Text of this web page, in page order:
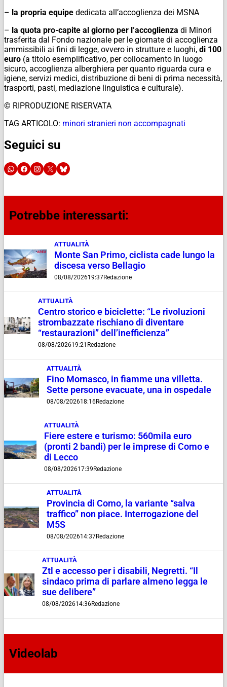
– la propria equipe dedicata all’accoglienza dei MSNA
– la quota pro-capite al giorno per l’accoglienza di Minori
trasferita dal Fondo nazionale per le giornate di accoglienza
ammissibili ai fini di legge, ovvero in strutture e luoghi, di 100
euro (a titolo esemplificativo, per collocamento in luogo
sicuro, accoglienza alberghiera per quanto riguarda cura e
igiene, servizi medici, distribuzione di beni di prima necessità,
trasporti, pasti, mediazione linguistica e culturale).
© RIPRODUZIONE RISERVATA
TAG ARTICOLO: minori stranieri non accompagnati
Seguici su
Potrebbe interessarti:
ATTUALITÀ
Monte San Primo, ciclista cade lungo la
discesa verso Bellagio
08/08/202619:37Redazione
ATTUALITÀ
Centro storico e biciclette: “Le rivoluzioni
strombazzate rischiano di diventare
“restaurazioni” dell’inefficienza”
08/08/202619:21 Redazione
ATTUALITÀ
Fino Mornasco, in fiamme una villetta.
Sette persone evacuate, una in ospedale
08/08/202618:16Redazione
ATTUALITÀ
Fiere estere e turismo: 560mila euro
(pronti 2 bandi) per le imprese di Como e
di Lecco
08/08/202617:39 Redazione
ATTUALITÀ
Provincia di Como, la variante “salva
traffico” non piace. Interrogazione del
M5S
08/08/202614:37Redazione
ATTUALITÀ
Ztl e accesso per i disabili, Negretti. “Il
sindaco prima di parlare almeno legga le
sue delibere”
08/08/202614:36Redazione
Videolab